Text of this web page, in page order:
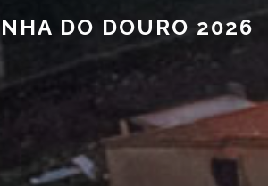
DO DOURO 2026